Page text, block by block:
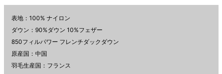
表地：100% ナイロン
ダウン：90%ダウン 10%フェザー
850フィルパワー フレンチダックダウン
原産国：中国
羽毛生産国：フランス